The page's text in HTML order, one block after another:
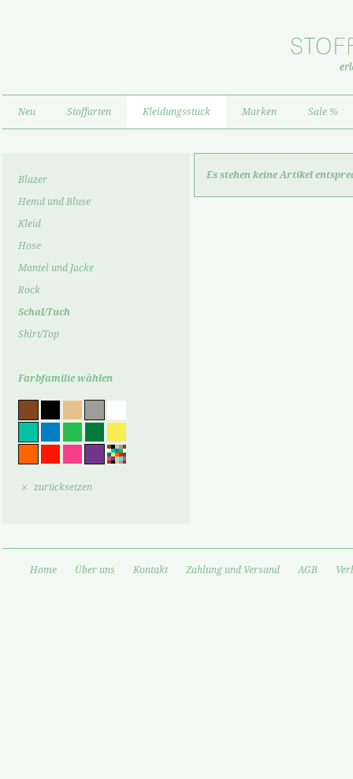
Neu Stoffarten Kleidungsstück Marken Sale %
Blazer
Hemd und Bluse
Kleid
Hose
Mantel und Jacke
Rock
Schal/Tuch
Shirt/Top
Farbfamilie wählen
zurücksetzen
Es stehen keine Artikel
Home Über uns Kontakt Zahlung und Versand AGB